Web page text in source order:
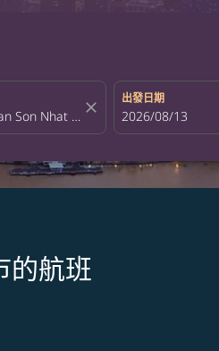
close
出發日期
fc-booking-
2026/08/13
的航班